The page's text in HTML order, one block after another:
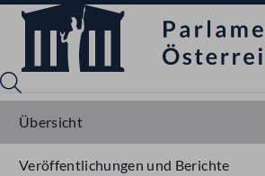
Übersicht
Veröffentlichungen und Berichte